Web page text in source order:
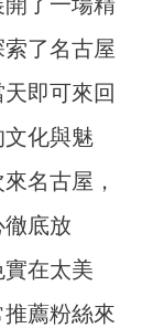
了一場精
了名古屋
即可來回
化與魅
名古屋，
底放
在太美
薦粉絲來